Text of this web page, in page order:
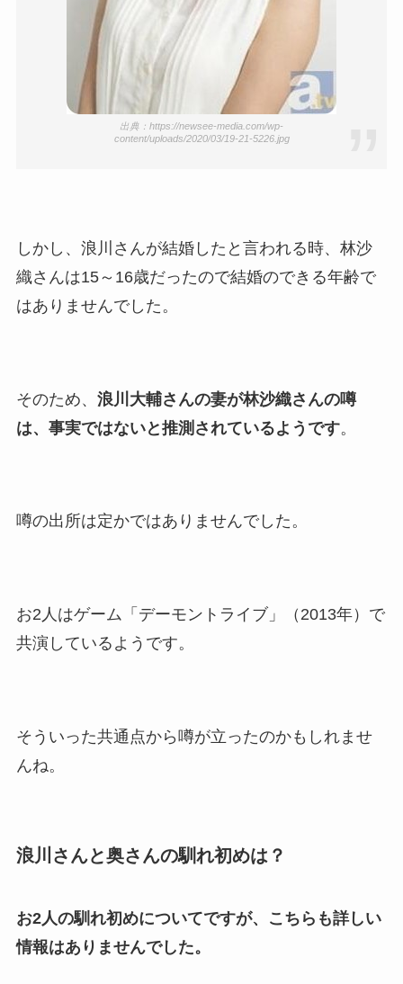
出典：https://newsee-media.com/wp-
content/uploads/2020/03/19-21-5226.jpg
しかし、浪川さんが結婚したと言われる時、林沙
織さんは15～16歳だったので結婚のできる年齢で
はありませんでした。
そのため、 浪川大輔さんの妻が林沙織さんの噂
は、事実ではないと推測されているようです。
噂の出所は定かではありませんでした。
お2人はゲーム「デーモントライブ」（2013年）で
共演しているようです。
そういった共通点から噂が立ったのかもしれませ
んね。
浪川さんと奥さんの馴れ初めは？
お2人の馴れ初めについてですが、こちらも詳しい
情報はありませんでした。